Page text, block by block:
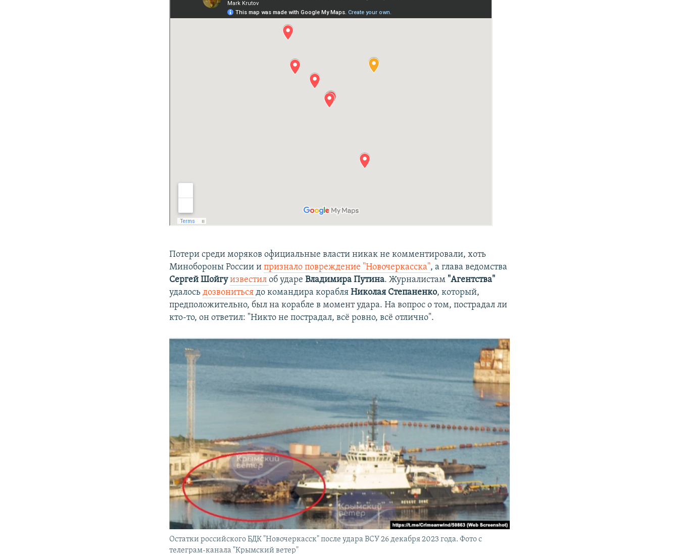
Потери среди моряков официальные власти никак не комментировали, хоть
Минобороны России ипризнало повреждение "Новочеркасска", а глава ведомства
Сергей Шойгу известилоб удареВладимира Путина. Журналистам "Агентства"
удалосьдозвонитьсядо командира корабляНиколая Степаненко, который,
предположительно, был на корабле в момент удара. На вопрос о том, пострадал ли
кто-то, он ответил: "Никто не пострадал, всё ровно, всё отлично".
Остатки российского БДК "Новочеркасск" после удара ВСУ 26 декабря 2023 года. Фото с
телеграм-канала "Крымский ветер"